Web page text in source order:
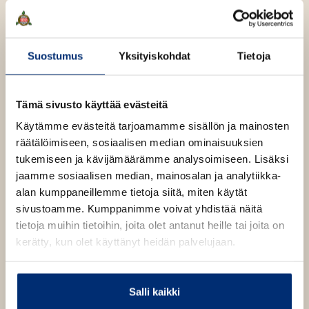
Suostumus Yksityiskohdat Tietoja
Tämä sivusto käyttää evästeitä
Käytämme evästeitä tarjoamamme sisällön ja mainosten
räätälöimiseen, sosiaalisen median ominaisuuksien
tukemiseen ja kävijämäärämme analysoimiseen. Lisäksi
jaamme sosiaalisen median, mainosalan ja analytiikka-
alan kumppaneillemme tietoja siitä, miten käytät
sivustoamme. Kumppanimme voivat yhdistää näitä
tietoja muihin tietoihin, joita olet antanut heille tai joita on
kerätty, kun olet käyttänyt heidän palvelujaan.
Salli kaikki
a
f
i
u
k
e
a
a
u
u
t
e
n
Douglas Adams
Douglas Adams (1952–2001) oli tieteiskirjallisuuden ja
brittiläisen, mustaakin kuivemman huumorin
kärkinimiä. Hän loi Linnunradan käsikirjan ensin
BBC:n kuunnelmaksi ja muokkasi siitä myöhemmin
romaanisarjan, josta on nähty myös dramatisointi
poikineen. Adams oli innokas tietokoneharrastaja ja
kustannustoimittajansa kanssa saadakseen